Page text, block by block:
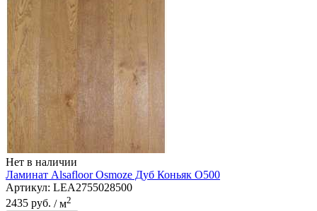
Нет в наличии
Ламинат Alsafloor Osmoze Дуб Коньяк O500
Артикул: LEA2755028500
2435 руб. / м2